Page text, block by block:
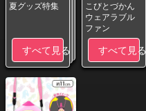
夏グッズ特集
すべて見る
こびとづかん
ウェアラブル
ファン
すべて見る